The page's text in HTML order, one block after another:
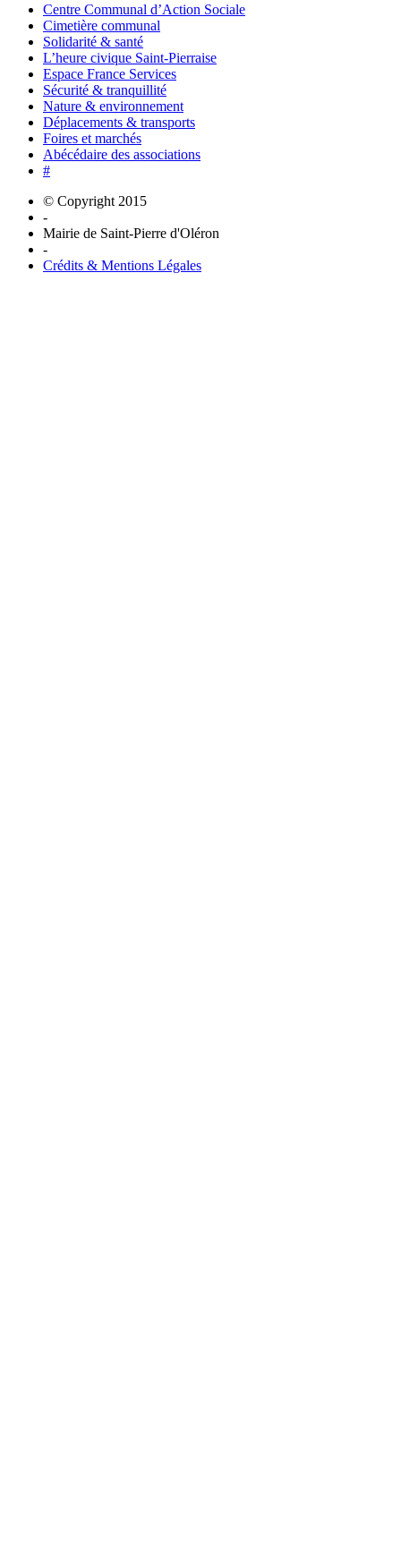
Centre Communal d’Action Sociale
Cimetière communal
Solidarité & santé
L’heure civique Saint-Pierraise
Espace France Services
Sécurité & tranquillité
Nature & environnement
Déplacements & transports
Foires et marchés
Abécédaire des associations
#
© Copyright 2015
-
Mairie de Saint-Pierre d'Oléron
-
Crédits & Mentions Légales